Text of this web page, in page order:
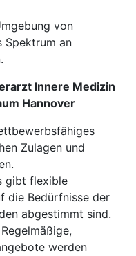
von
Spektrum an
Innere Medizin
Hannover
Zulagen und
gibt flexible
die Bedürfnisse der
abgestimmt sind.
Regelmäßige,
werden